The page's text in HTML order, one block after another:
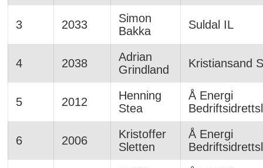
3 2033
Simon
Bakka
Suldal IL
4 2038
Adrian
Grindland
Kristiansand S
5 2012
Henning
Stea
Å Energi
6 2006
Kristoffer
Sletten
Å Energi